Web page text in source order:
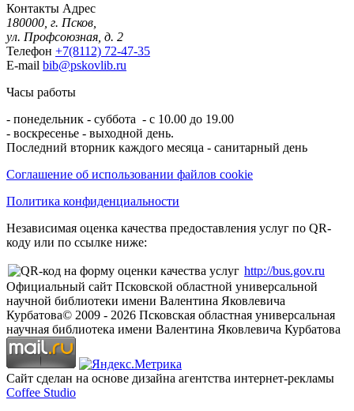
Контакты Адрес
180000, г. Псков,
ул. Профсоюзная, д. 2
Телефон +7(8112) 72-47-35
E-mail bib@pskovlib.ru
Часы работы
- понедельник - суббота - с 10.00 до 19.00
- воскресенье - выходной день.
Последний вторник каждого месяца - санитарный день
Соглашение об использовании файлов cookie
Политика конфиденциальности
Независимая оценка качества предоставления услуг по QR-
коду или по ссылке ниже:
http://bus.gov.ru
Официальный сайт Псковской областной универсальной
научной библиотеки имени Валентина Яковлевича
Курбатова© 2009 - 2026 Псковская областная универсальная
научная библиотека имени Валентина Яковлевича Курбатова
Сайт сделан на основе дизайна агентства интернет-рекламы
Coffee Studio